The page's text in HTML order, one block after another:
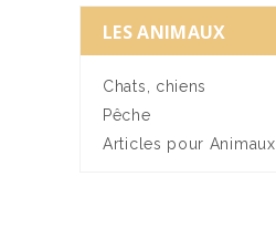
LES ANIMAUX
Chats, chiens
Pêche
Articles pour Animaux